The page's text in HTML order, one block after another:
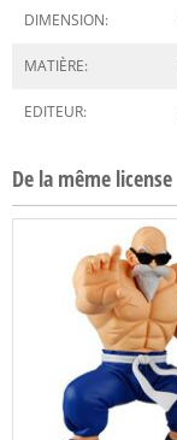
DIMENSION:
MATIÈRE:
EDITEUR:
De la même license